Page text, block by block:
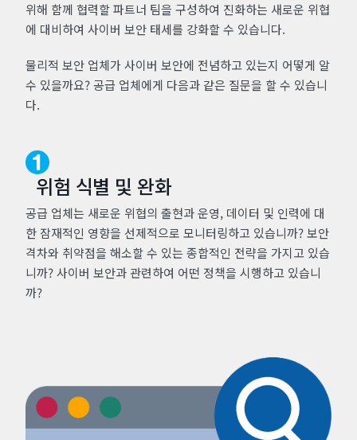
위해 함께 협력할 파트너 팀을 구성하여 진화하는 새로운 위협
에 대비하여 사이버 보안 태세를 강화할 수 있습니다.
물리적 보안 업체가 사이버 보안에 전념하고 있는지 어떻게 알
수 있을까요? 공급 업체에게 다음과 같은 질문을 할 수 있습니
다.
위험 식별 및 완화
공급 업체는 새로운 위협의 출현과 운영, 데이터 및 인력에 대
한 잠재적인 영향을 선제적으로 모니터링하고 있습니까? 보안
격차와 취약점을 해소할 수 있는 종합적인 전략을 가지고 있습
니까? 사이버 보안과 관련하여 어떤 정책을 시행하고 있습니
까?